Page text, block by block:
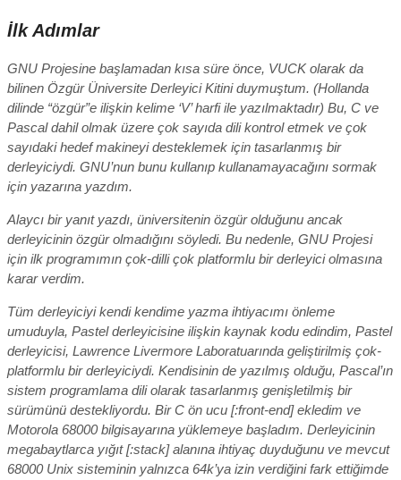
İlk Adımlar
GNU Projesine başlamadan kısa süre önce, VUCK olarak da
bilinen Özgür Üniversite Derleyici Kitini duymuştum. (Hollanda
dilinde “özgür”e ilişkin kelime ‘V’ harfi ile yazılmaktadır) Bu, C ve
Pascal dahil olmak üzere çok sayıda dili kontrol etmek ve çok
sayıdaki hedef makineyi desteklemek için tasarlanmış bir
derleyiciydi. GNU’nun bunu kullanıp kullanamayacağını sormak
için yazarına yazdım.
Alaycı bir yanıt yazdı, üniversitenin özgür olduğunu ancak
derleyicinin özgür olmadığını söyledi. Bu nedenle, GNU Projesi
için ilk programımın çok-dilli çok platformlu bir derleyici olmasına
karar verdim.
Tüm derleyiciyi kendi kendime yazma ihtiyacımı önleme
umuduyla, Pastel derleyicisine ilişkin kaynak kodu edindim, Pastel
derleyicisi, Lawrence Livermore Laboratuarında geliştirilmiş çok-
platformlu bir derleyiciydi. Kendisinin de yazılmış olduğu, Pascal’ın
sistem programlama dili olarak tasarlanmış genişletilmiş bir
sürümünü destekliyordu. Bir C ön ucu [:front-end] ekledim ve
Motorola 68000 bilgisayarına yüklemeye başladım. Derleyicinin
megabaytlarca yığıt [:stack] alanına ihtiyaç duyduğunu ve mevcut
68000 Unix sisteminin yalnızca 64k’ya izin verdiğini fark ettiğimde